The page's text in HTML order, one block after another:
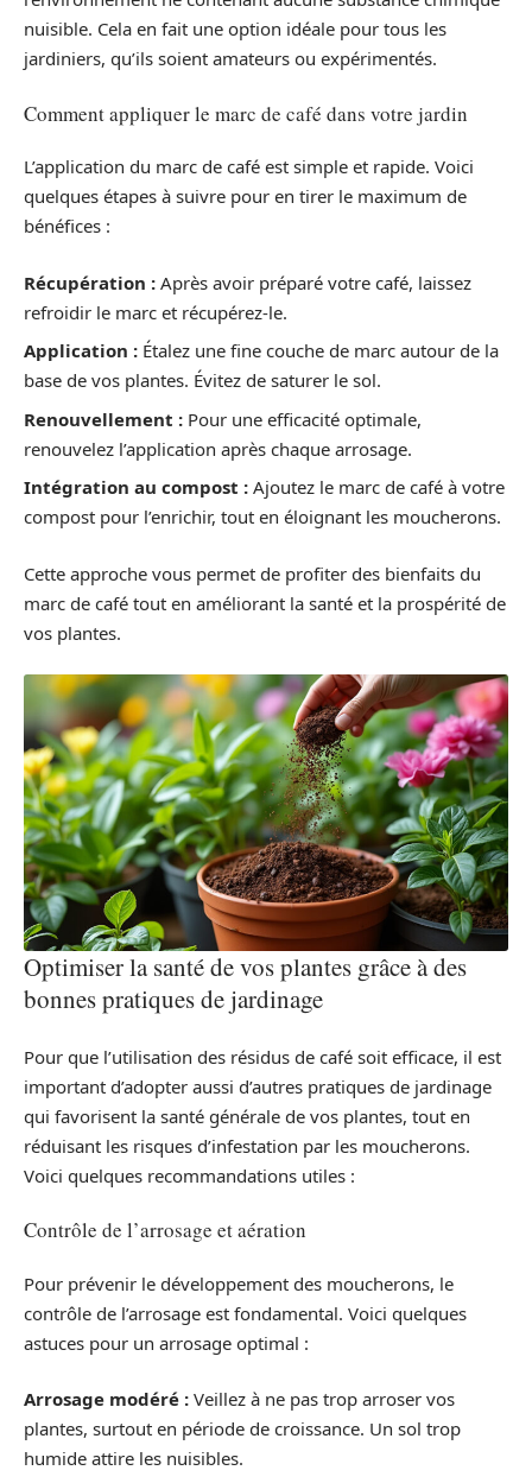
nuisible. Cela en fait une option idéale pour tous les
jardiniers, qu’ils soient amateurs ou expérimentés.
Comment appliquer le marc de café dans votre jardin
L’application du marc de café est simple et rapide. Voici
quelques étapes à suivre pour en tirer le maximum de
bénéfices :
Récupération : Après avoir préparé votre café, laissez
refroidir le marc et récupérez-le.
Application : Étalez une fine couche de marc autour de la
base de vos plantes. Évitez de saturer le sol.
Renouvellement : Pour une efficacité optimale,
renouvelez l’application après chaque arrosage.
Intégration au compost : Ajoutez le marc de café à votre
compost pour l’enrichir, tout en éloignant les moucherons.
Cette approche vous permet de profiter des bienfaits du
marc de café tout en améliorant la santé et la prospérité de
vos plantes.
Optimiser la santé de vos plantes grâce à des
bonnes pratiques de jardinage
Pour que l’utilisation des résidus de café soit efficace, il est
important d’adopter aussi d’autres pratiques de jardinage
qui favorisent la santé générale de vos plantes, tout en
réduisant les risques d’infestation par les moucherons.
Voici quelques recommandations utiles :
Contrôle de l’arrosage et aération
Pour prévenir le développement des moucherons, le
contrôle de l’arrosage est fondamental. Voici quelques
astuces pour un arrosage optimal :
Arrosage modéré : Veillez à ne pas trop arroser vos
plantes, surtout en période de croissance. Un sol trop
humide attire les nuisibles.